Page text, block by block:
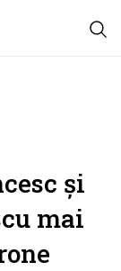
și
mai